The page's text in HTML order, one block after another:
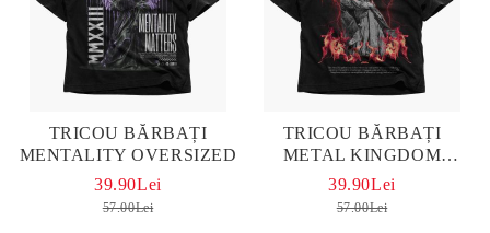
TRICOU BĂRBAȚI
MENTALITY OVERSIZED
39.90Lei
57.00Lei
TRICOU BĂRBAȚI
METAL KINGDOM
OVERSIZED
39.90Lei
57.00Lei